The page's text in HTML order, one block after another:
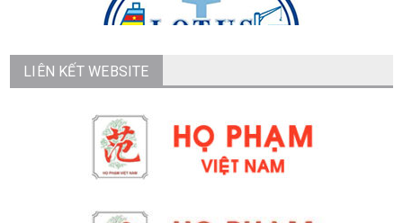
LIÊN KẾT WEBSITE